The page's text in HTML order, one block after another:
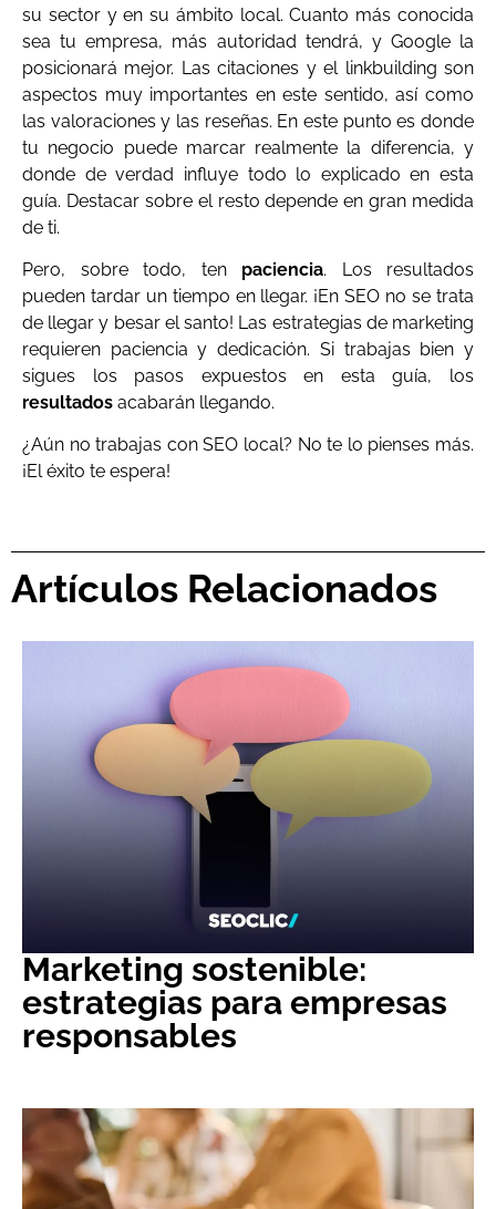
su sector y en su ámbito local. Cuanto más conocida
sea tu empresa, más autoridad tendrá, y Google la
posicionará mejor. Las citaciones y el linkbuilding son
aspectos muy importantes en este sentido, así como
las valoraciones y las reseñas. En este punto es donde
tu negocio puede marcar realmente la diferencia, y
donde de verdad influye todo lo explicado en esta
guía. Destacar sobre el resto depende en gran medida
de ti.
Pero, sobre todo, ten paciencia. Los resultados
pueden tardar un tiempo en llegar. ¡En SEO no se trata
de llegar y besar el santo! Las estrategias de marketing
requieren paciencia y dedicación. Si trabajas bien y
sigues los pasos expuestos en esta guía, los
resultados acabarán llegando.
¿Aún no trabajas con SEO local? No te lo pienses más.
¡El éxito te espera!
Artículos Relacionados
Marketing sostenible:
estrategias para empresas
responsables